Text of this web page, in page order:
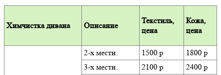
Химчистка дивана Описание
Текстиль,
цена
Кожа,
цена
2-х местн. 1500 р
1800 р
3-х местн.
2100 р
2400 р